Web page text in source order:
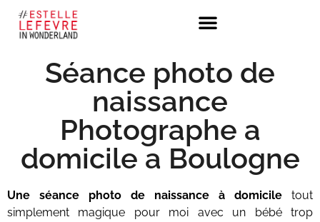
Séance photo de
naissance
Photographe a
domicile a Boulogne
Une séance photo de naissance à domicile tout
simplement magique pour moi avec un bébé trop